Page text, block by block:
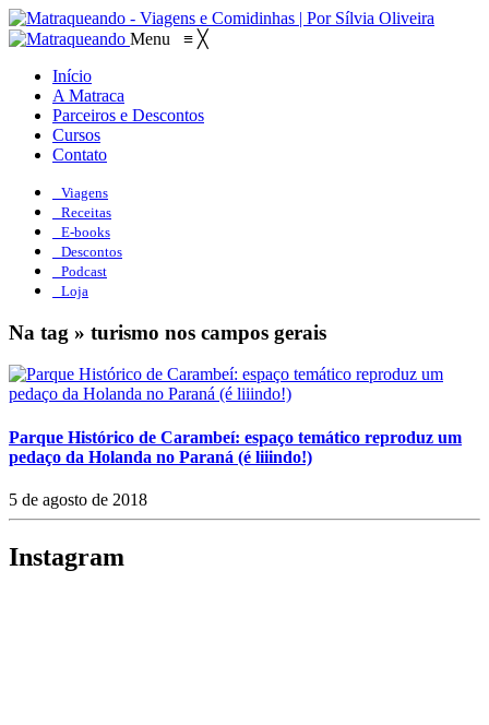
Menu ≡ ╳
Início
A Matraca
Parceiros e Descontos
Cursos
Contato
Viagens
Receitas
E-books
Descontos
Podcast
Loja
Na tag » turismo nos campos gerais
Parque Histórico de Carambeí: espaço temático reproduz um
pedaço da Holanda no Paraná (é liiindo!)
5 de agosto de 2018
Instagram